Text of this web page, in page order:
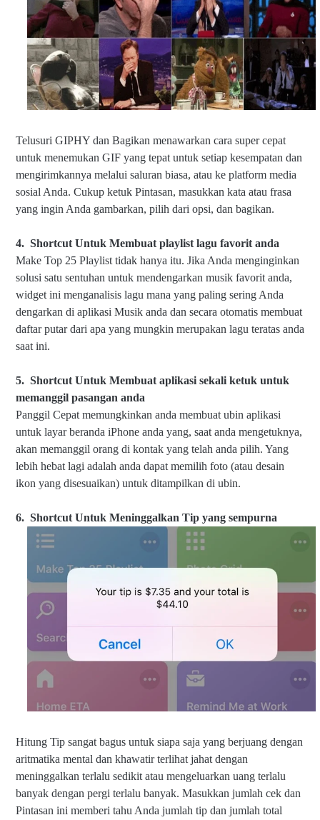
Telusuri GIPHY dan Bagikan menawarkan cara super cepat
untuk menemukan GIF yang tepat untuk setiap kesempatan dan
mengirimkannya melalui saluran biasa, atau ke platform media
sosial Anda. Cukup ketuk Pintasan, masukkan kata atau frasa
yang ingin Anda gambarkan, pilih dari opsi, dan bagikan.
4. Shortcut Untuk Membuat playlist lagu favorit anda
Make Top 25 Playlist tidak hanya itu. Jika Anda menginginkan
solusi satu sentuhan untuk mendengarkan musik favorit anda,
widget ini menganalisis lagu mana yang paling sering Anda
dengarkan di aplikasi Musik anda dan secara otomatis membuat
daftar putar dari apa yang mungkin merupakan lagu teratas anda
saat ini.
5. Shortcut Untuk Membuat aplikasi sekali ketuk untuk
memanggil pasangan anda
Panggil Cepat memungkinkan anda membuat ubin aplikasi
untuk layar beranda iPhone anda yang, saat anda mengetuknya,
akan memanggil orang di kontak yang telah anda pilih. Yang
lebih hebat lagi adalah anda dapat memilih foto (atau desain
ikon yang disesuaikan) untuk ditampilkan di ubin.
6. Shortcut Untuk Meninggalkan Tip yang sempurna
Hitung Tip sangat bagus untuk siapa saja yang berjuang dengan
aritmatika mental dan khawatir terlihat jahat dengan
meninggalkan terlalu sedikit atau mengeluarkan uang terlalu
banyak dengan pergi terlalu banyak. Masukkan jumlah cek dan
Pintasan ini memberi tahu Anda jumlah tip dan jumlah total